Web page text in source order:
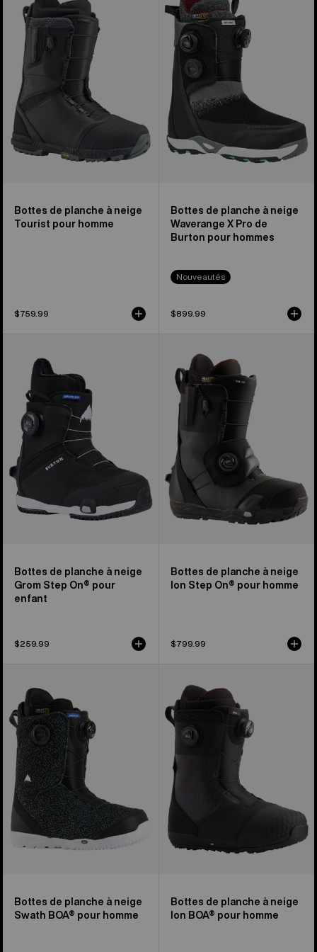
Bottes
planche
neige
Tourist
pour
homme
Bottes de planche à neige
Tourist pour homme
$759.99
planche
neige
Waverange
Pro
de
Burton
pour
Bottes de planche à neige
Waverange X Pro de
Burton pour hommes
Nouveautés
$899.99
planche
neige
Grom
Step
On®
de
Burton
pour
Bottes de planche à neige
Grom Step On® pour
enfant
$259.99
Bottes
planche
neige
Step
On®
pour
Bottes de planche à neige
Ion Step On® pour homme
$799.99
Bottes
planche
neige
Swath
BOA®
pour
homme
Bottes de planche à neige
Swath BOA® pour homme
Bottes
de
planche
neige
Ion
BOA®
pour
homme
Bottes de planche à neige
Ion BOA® pour homme